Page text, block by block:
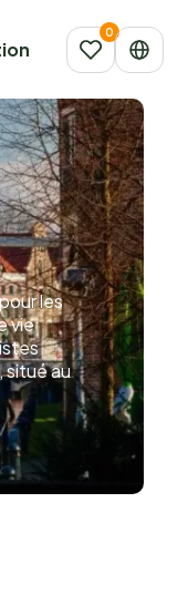
les
vie
situé au